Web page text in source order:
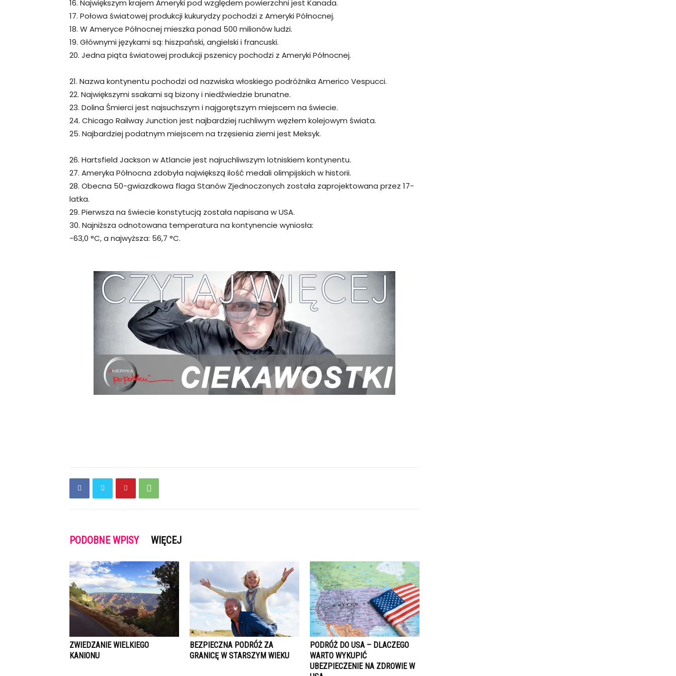
16. Największym krajem Ameryki pod względem powierzchni jest Kanada.
17. Połowa światowej produkcji kukurydzy pochodzi z Ameryki Północnej.
18. W Ameryce Północnej mieszka ponad 500 milionów ludzi.
19. Głównymi językami są: hiszpański, angielski i francuski.
20. Jedna piąta światowej produkcji pszenicy pochodzi z Ameryki Północnej.
21. Nazwa kontynentu pochodzi od nazwiska włoskiego podróżnika Americo Vespucci.
22. Największymi ssakami są bizony i niedźwiedzie brunatne.
23. Dolina Śmierci jest najsuchszym i najgorętszym miejscem na świecie.
24. Chicago Railway Junction jest najbardziej ruchliwym węzłem kolejowym świata.
25. Najbardziej podatnym miejscem na trzęsienia ziemi jest Meksyk.
26. Hartsfield Jackson w Atlancie jest najruchliwszym lotniskiem kontynentu.
27. Ameryka Północna zdobyła największą ilość medali olimpijskich w historii.
28. Obecna 50-gwiazdkowa flaga Stanów Zjednoczonych została zaprojektowana przez 17-
latka.
29. Pierwsza na świecie konstytucją została napisana w USA.
30. Najniższa odnotowana temperatura na kontynencie wyniosła:
-63,0 °C, a najwyższa: 56,7 °C.
PODOBNE WPISY WIĘCEJ
ZWIEDZANIE WIELKIEGO
KANIONU
BEZPIECZNA PODRÓŻ ZA
GRANICĘ W STARSZYM WIEKU
PODRÓŻ DO USA – DLACZEGO
WARTO WYKUPIĆ
UBEZPIECZENIE NA ZDROWIE W